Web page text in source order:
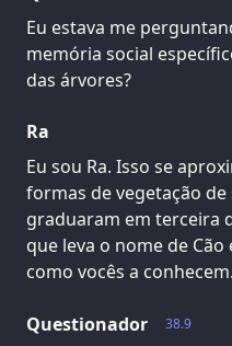
Eu estava me
memória social
das árvores?
Ra
Eu sou Ra. Isso se
formas de vegetação
graduaram em terceira
que leva o nome de
como vocês a conhecem.
38.9
Questionador